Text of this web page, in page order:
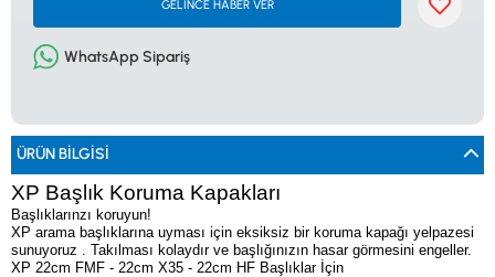
0533 206 6086 0212 222 12 61
Dedektör Dünyası, lider dünya markası dedektörlerin
GELİNCE HABER VER
WhatsApp Sipariş
ÜRÜN BILGISI
XP Başlık Koruma Kapakları
Başlıklarınzı koruyun!
XP arama başlıklarına uyması için eksiksiz bir koruma kapağı yelpazesi
sunuyoruz . Takılması kolaydır ve başlığınızın hasar görmesini engeller.
XP 22cm FMF - 22cm X35 - 22cm HF Başlıklar İçin